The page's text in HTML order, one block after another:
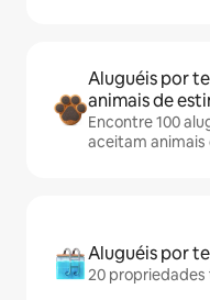
Aluguéis por
animais de
Encontre 100
aceitam
Aluguéis por
20 propriedades